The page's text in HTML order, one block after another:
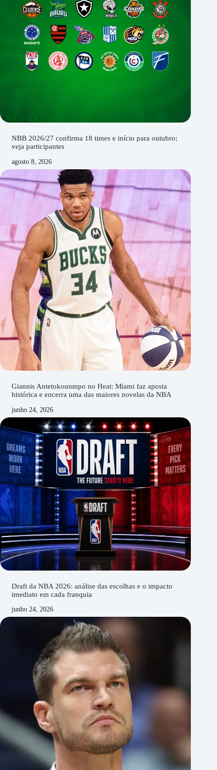
NBB 2026/27 confirma 18 times e início para outubro;
veja participantes
agosto 8, 2026
Giannis Antetokounmpo no Heat: Miami faz aposta
histórica e encerra uma das maiores novelas da NBA
junho 24, 2026
Draft da NBA 2026: análise das escolhas e o impacto
imediato em cada franquia
junho 24, 2026